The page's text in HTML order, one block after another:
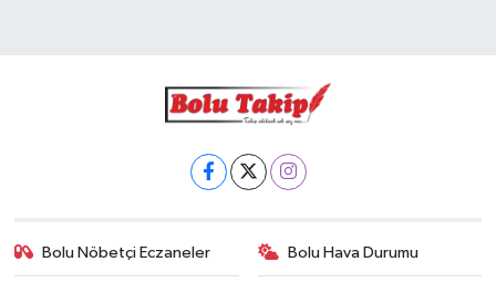
Bolu Nöbetçi Eczaneler Bolu Hava Durumu